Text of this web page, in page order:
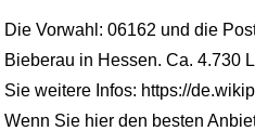
Die Vorwahl: 06162 und die
Bieberau in Hessen. Ca. 4.730
Sie weitere Infos: https://
Wenn Sie hier den besten